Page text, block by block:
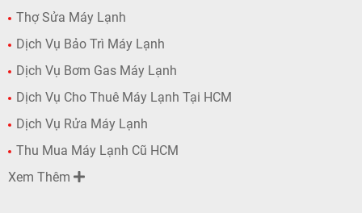
Thợ Sửa Máy Lạnh
Dịch Vụ Bảo Trì Máy Lạnh
Dịch Vụ Bơm Gas Máy Lạnh
Dịch Vụ Cho Thuê Máy Lạnh Tại HCM
Dịch Vụ Rửa Máy Lạnh
Thu Mua Máy Lạnh Cũ HCM
Xem Thêm